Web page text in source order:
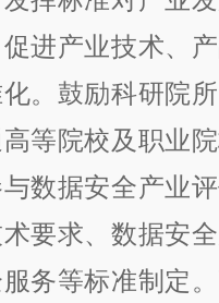
进产业技术、
。鼓励科研院
等院校及职业
数据安全产业
要求、数据安全
务等标准制定